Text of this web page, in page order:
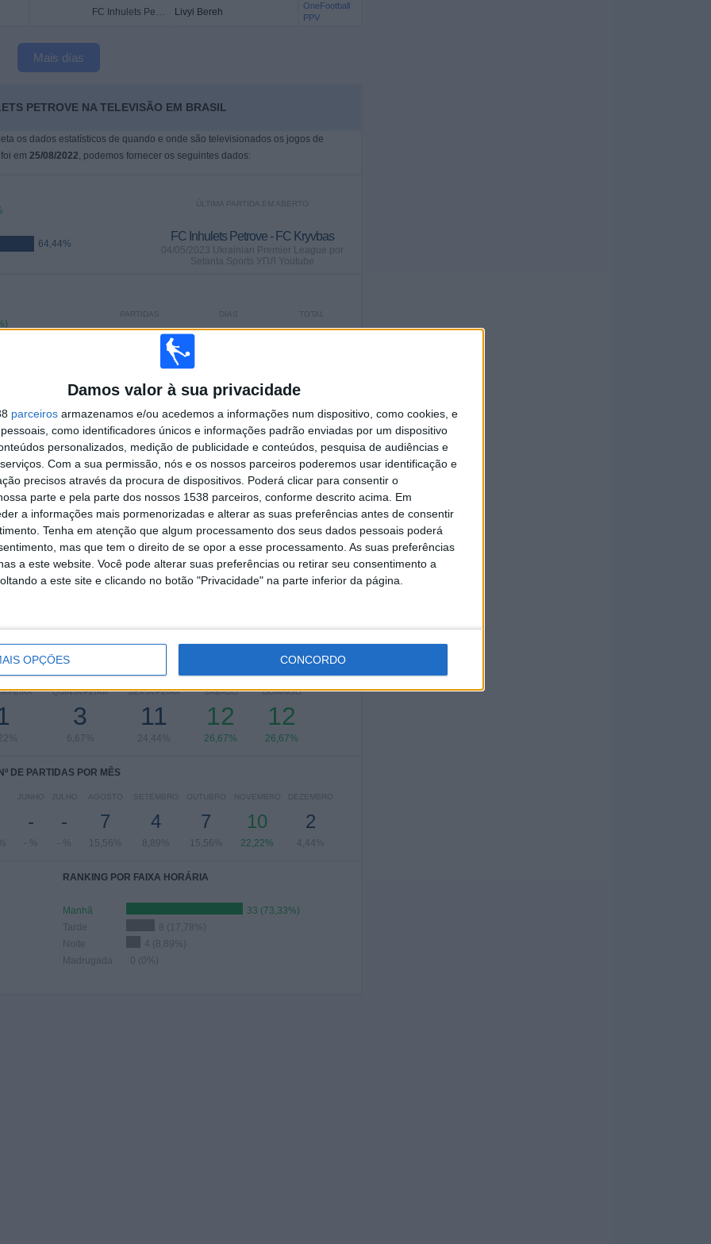
Damos valor à sua privacidade
parceiros armazenamos e/ou acedemos a informações num dispositivo, como cookies, e
como identificadores únicos e informações padrão enviadas por um dispositivo
personalizados, medição de publicidade e conteúdos, pesquisa de audiências e
Com a sua permissão, nós e os nossos parceiros poderemos usar identificação e
precisos através da procura de dispositivos. Poderá clicar para consentir o
parte e pela parte dos nossos 1538 parceiros, conforme descrito acima. Em
a informações mais pormenorizadas e alterar as suas preferências antes de consentir
Tenha em atenção que algum processamento dos seus dados pessoais poderá
mas que tem o direito de se opor a esse processamento. As suas preferências
a este website. Você pode alterar suas preferências ou retirar seu consentimento a
a este site e clicando no botão "Privacidade" na parte inferior da página.
OPÇÕES CONCORDO
FC Inhulets Petrove Livyi Bereh
OneFootball
PPV
Mais días
PETROVE NA TELEVISÃO EM BRASIL
os dados estatísticos de quando e onde são televisionados os jogos de
em 25/08/2022, podemos fornecer os seguintes dados:
64,44%
ÚLTIMA PARTIDA EM ABERTO
FC Inhulets Petrove - FC Kryvbas
04/05/2023 Ukrainian Premier League por
Setanta Sports УПЛ Youtube
TOTAL
2
DIAS
1192
PARTIDAS
29
CONSECUTIVOS
TOTAL
20
RIVAIS
MÁXIMO
4
VS FC Kryvbas
TOTAL
1
COMPETIÇÕES
RANKING POR COMPETIÇÕES
Ukrainian Premier League 45 (100%)
Ver ranking completo
PARTIDAS POR DIA DA SEMANA
FEIRA QUINTA-FEIRA
3
6,67%
SEXTA-FEIRA
11
24,44%
SÁBADO
12
26,67%
DOMINGO
12
26,67%
Nº DE PARTIDAS POR MÊS
JUNHO
-
- %
JULHO
-
- %
AGOSTO
7
15,56%
SETEMBRO
4
8,89%
OUTUBRO
7
15,56%
NOVEMBRO
10
22,22%
DEZEMBRO
2
4,44%
RANKING POR FAIXA HORÁRIA
Manhã
33 (73,33%)
Tarde
8 (17,78%)
Noite
4 (8,89%)
Madrugada
0 (0%)